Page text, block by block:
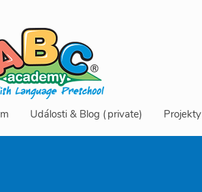
Události & Blog (private) Projekty